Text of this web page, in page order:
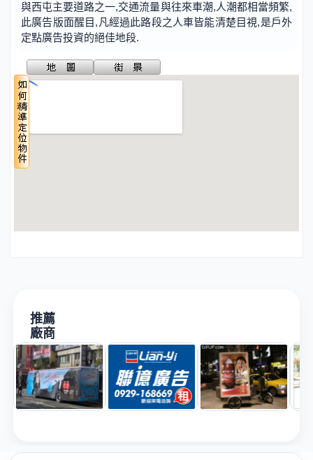
與西屯主要道路之一,交通流量與往來車潮,人潮都相當頻繁,
此廣告版面醒目,凡經過此路段之人車皆能清楚目視,是戶外
定點廣告投資的絕佳地段.
推薦
廠商